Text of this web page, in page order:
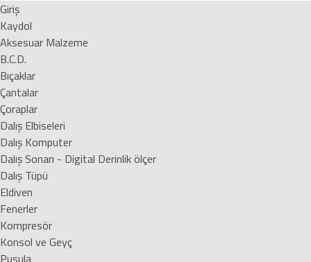
Giriş
Kaydol
Aksesuar Malzeme
B.C.D.
Bıçaklar
Çantalar
Çoraplar
Dalış Elbiseleri
Dalış Komputer
Dalış Sonarı - Digital Derinlik ölçer
Dalış Tüpü
Eldiven
Fenerler
Kompresör
Konsol ve Geyç